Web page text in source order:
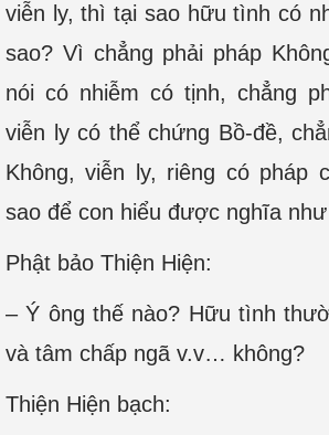
viễn ly, thì tại sao hữu tình có
sao? Vì chẳng phải pháp
nói có nhiễm có tịnh, chẳng
viễn ly có thể chứng Bồ-đề,
Không, viễn ly, riêng có pháp
sao để con hiểu được nghĩa
Phật bảo Thiện Hiện:
– Ý ông thế nào? Hữu tình
và tâm chấp ngã v.v… không?
Thiện Hiện bạch: